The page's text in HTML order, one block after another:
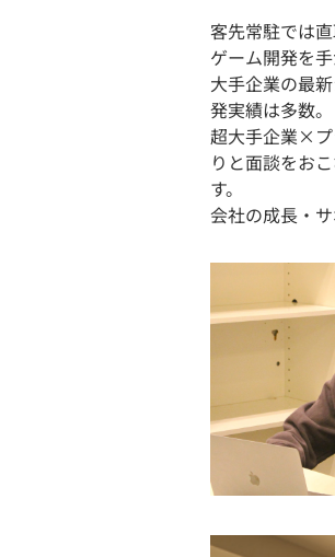
客先常駐では
ゲーム開発を手
大手企業の最
発実績は多数。
超大手企業×プ
りと面談をお
す。
会社の成長・